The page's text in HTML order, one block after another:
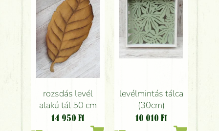
rozsdás levél
alakú tál 50 cm
14 950 Ft
levélmintás tálca
(30cm)
10 010 Ft